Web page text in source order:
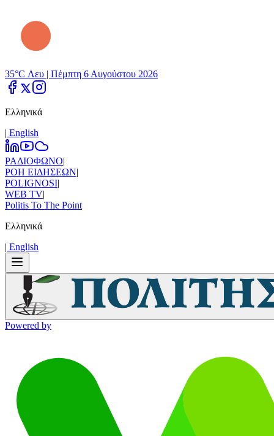
35°C Λευ | Πέμπτη 6 Αυγούστου 2026
Ελληνικά
| Εnglish
ΡΑΔΙΟΦΩΝΟ|
ΡΟΗ ΕΙΔΗΣΕΩΝ|
POLIGNOSI|
WEB TV|
Politis To The Point
Ελληνικά
| Εnglish
Powered by